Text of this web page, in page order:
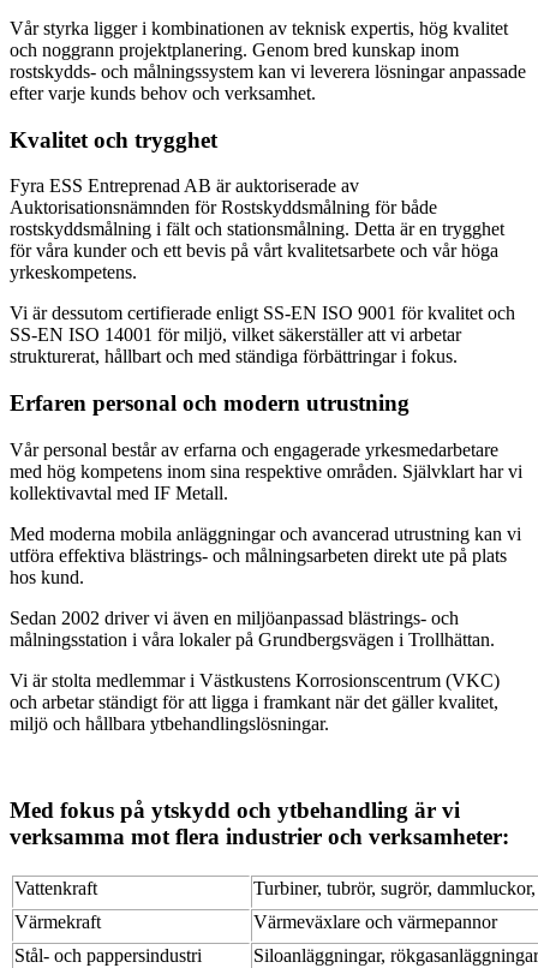
Vår styrka ligger i kombinationen av teknisk expertis, hög kvalitet
och noggrann projektplanering. Genom bred kunskap inom
rostskydds- och målningssystem kan vi leverera lösningar anpassade
efter varje kunds behov och verksamhet.
Kvalitet och trygghet
Fyra ESS Entreprenad AB är auktoriserade av
Auktorisationsnämnden för Rostskyddsmålning för både
rostskyddsmålning i fält och stationsmålning. Detta är en trygghet
för våra kunder och ett bevis på vårt kvalitetsarbete och vår höga
yrkeskompetens.
Vi är dessutom certifierade enligt SS-EN ISO 9001 för kvalitet och
SS-EN ISO 14001 för miljö, vilket säkerställer att vi arbetar
strukturerat, hållbart och med ständiga förbättringar i fokus.
Erfaren personal och modern utrustning
Vår personal består av erfarna och engagerade yrkesmedarbetare
med hög kompetens inom sina respektive områden. Självklart har vi
kollektivavtal med IF Metall.
Med moderna mobila anläggningar och avancerad utrustning kan vi
utföra effektiva blästrings- och målningsarbeten direkt ute på plats
hos kund.
Sedan 2002 driver vi även en miljöanpassad blästrings- och
målningsstation i våra lokaler på Grundbergsvägen i Trollhättan.
Vi är stolta medlemmar i Västkustens Korrosionscentrum (VKC)
och arbetar ständigt för att ligga i framkant när det gäller kvalitet,
miljö och hållbara ytbehandlingslösningar.
Med fokus på ytskydd och ytbehandling är vi
verksamma mot flera industrier och verksamheter:
Vattenkraft
Turbiner, tubrör, sugrör,
Värmekraft
Värmeväxlare och värmepannor
Stål- och pappersindustri
Siloanläggningar,